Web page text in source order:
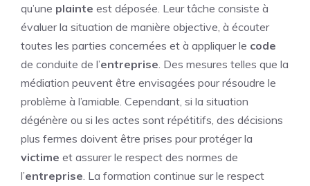
qu’une plainte est déposée. Leur tâche consiste à
évaluer la situation de manière objective, à écouter
toutes les parties concernées et à appliquer le code
de conduite de l’entreprise . Des mesures telles que la
médiation peuvent être envisagées pour résoudre le
problème à l’amiable. Cependant, si la situation
dégénère ou si les actes sont répétitifs, des décisions
plus fermes doivent être prises pour protéger la
victime et assurer le respect des normes de
l’entreprise . La formation continue sur le respect